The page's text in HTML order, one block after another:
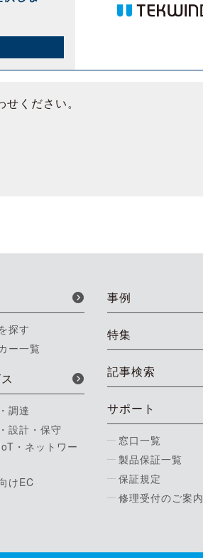
ください。
探す
ー一覧
調達
設計・保守
・ネットワー
けEC
事例
特集
記事検索
サポート
窓口一覧
製品保証一覧
保証規定
修理受付のご案内